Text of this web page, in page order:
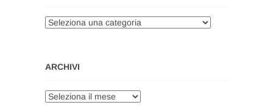
Categorie
ARCHIVI
Archivi